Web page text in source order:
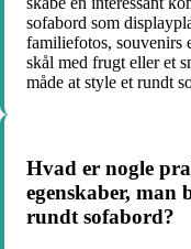
sofabord som
familiefotos, souvenirs
skål med frugt eller et
måde at style et rundt
Hvad er nogle
egenskaber, man
rundt sofabord?